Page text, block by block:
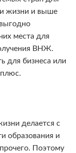
жизни и выше
места для
ВНЖ.
для бизнеса или
делается с
образования и
Поэтому